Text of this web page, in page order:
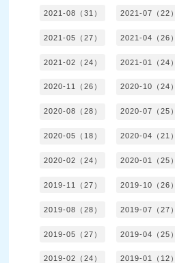
2021-08（31） 2021-07（22）
2021-05（27） 2021-04（26）
2021-02（24） 2021-01（24）
2020-11（26） 2020-10（24）
2020-08（28） 2020-07（25）
2020-05（18） 2020-04（21）
2020-02（24） 2020-01（25）
2019-11（27） 2019-10（26）
2019-08（28） 2019-07（27）
2019-05（27） 2019-04（25）
2019-02（24） 2019-01（12）